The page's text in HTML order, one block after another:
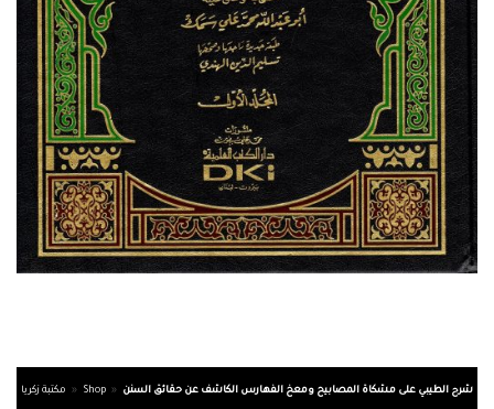
مكتبة زكريا » Shop » شرح الطيبي على مشكاة المصابيح ومعخ الفهارس الكاشف عن حقائق السنن